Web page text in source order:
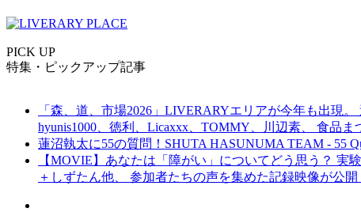
PICK UP
特集・ピックアップ記事
「森、道、市場2026」LIVERARYエリアが今年も出現
hyunis1000、徳利、Licaxxx、TOMMY、川辺素、 食品
蓮沼執太に55の質問！SHUTA HASUNUMA TEAM - 55
【MOVIE】あなたは「障がい」についてどう思う？ 実
＋しずたん他、 参加者たちの声を集めた記録映像が公開